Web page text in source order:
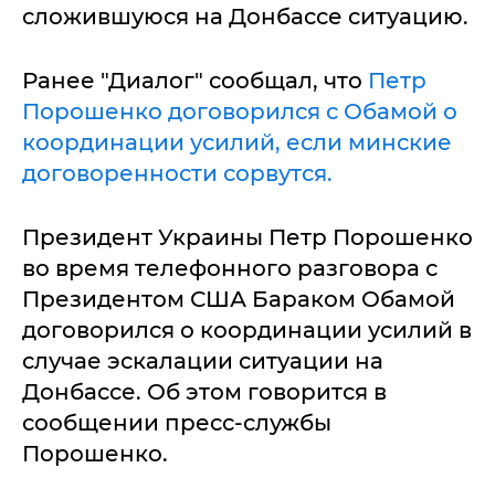
сложившуюся на Донбассе ситуацию.
Ранее "Диалог" сообщал, что Петр
Порошенко договорился с Обамой о
координации усилий, если минские
договоренности сорвутся.
Президент Украины Петр Порошенко
во время телефонного разговора с
Президентом США Бараком Обамой
договорился о координации усилий в
случае эскалации ситуации на
Донбассе. Об этом говорится в
сообщении пресс-службы
Порошенко.